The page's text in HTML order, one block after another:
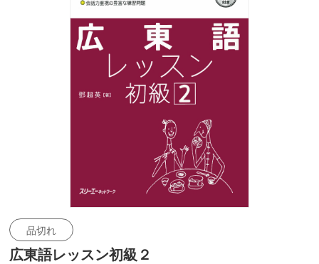
品切れ
広東語レッスン初級２